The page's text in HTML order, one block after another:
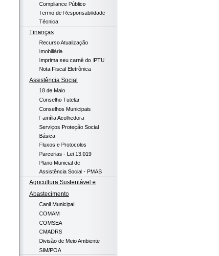
Compliance Público
Termo de Responsabilidade
Técnica
Finanças
Recurso Atualização
Imobiliária
Imprima seu carnê do IPTU
Nota Fiscal Eletrônica
Assistência Social
18 de Maio
Conselho Tutelar
Conselhos Municipais
Família Acolhedora
Serviços Proteção Social
Básica
Fluxos e Protocolos
Parcerias - Lei 13.019
Plano Municial de
Assistência Social - PMAS
Agricultura Sustentável e
Abastecimento
Canil Municipal
COMAM
COMSEA
CMADRS
Divisão de Meio Ambiente
SIM/POA